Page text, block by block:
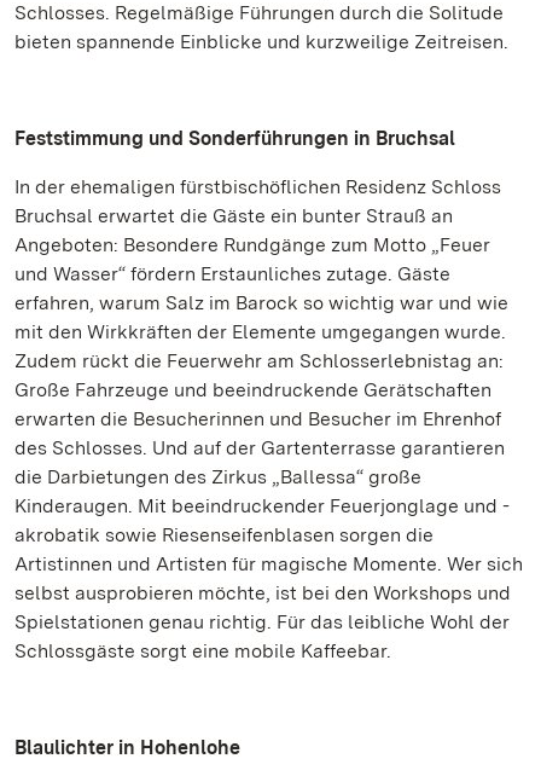
Schlosses. Regelmäßige Führungen durch die Solitude
bieten spannende Einblicke und kurzweilige Zeitreisen.
Feststimmung und Sonderführungen in Bruchsal
In der ehemaligen fürstbischöflichen Residenz Schloss
Bruchsal erwartet die Gäste ein bunter Strauß an
Angeboten: Besondere Rundgänge zum Motto „Feuer
und Wasser“ fördern Erstaunliches zutage. Gäste
erfahren, warum Salz im Barock so wichtig war und wie
mit den Wirkkräften der Elemente umgegangen wurde.
Zudem rückt die Feuerwehr am Schlosserlebnistag an:
Große Fahrzeuge und beeindruckende Gerätschaften
erwarten die Besucherinnen und Besucher im Ehrenhof
des Schlosses. Und auf der Gartenterrasse garantieren
die Darbietungen des Zirkus „Ballessa“ große
Kinderaugen. Mit beeindruckender Feuerjonglage und -
akrobatik sowie Riesenseifenblasen sorgen die
Artistinnen und Artisten für magische Momente. Wer sich
selbst ausprobieren möchte, ist bei den Workshops und
Spielstationen genau richtig. Für das leibliche Wohl der
Schlossgäste sorgt eine mobile Kaffeebar.
Blaulichter in Hohenlohe